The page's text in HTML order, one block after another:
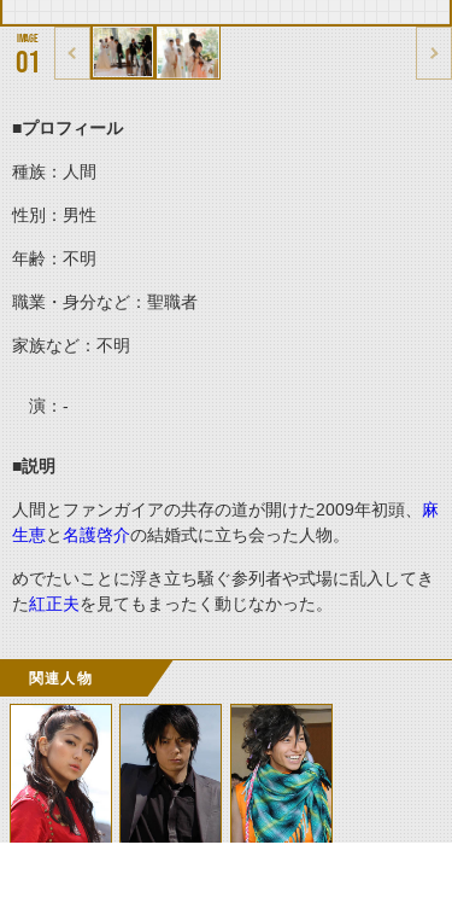
01
■プロフィール
種族：人間
性別：男性
年齢：不明
職業・身分など：聖職者
家族など：不明
演： -
■説明
人間とファンガイアの共存の道が開けた2009年初頭、 麻
生恵と名護啓介の結婚式に立ち会った人物。
めでたいことに浮き立ち騒ぐ参列者や式場に乱入してき
た紅正夫を見てもまったく動じなかった。
関連人物